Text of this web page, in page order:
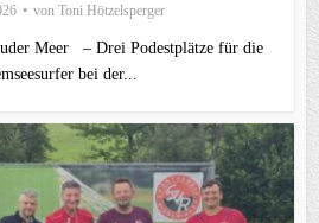
von Toni Hötzelsperger
Meer – Drei Podestplätze für die
bei der...